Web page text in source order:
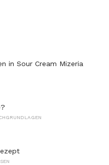
in Sour Cream Mizeria